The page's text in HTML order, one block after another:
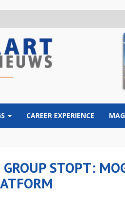
CAREER EXPERIENCE
STOPT: